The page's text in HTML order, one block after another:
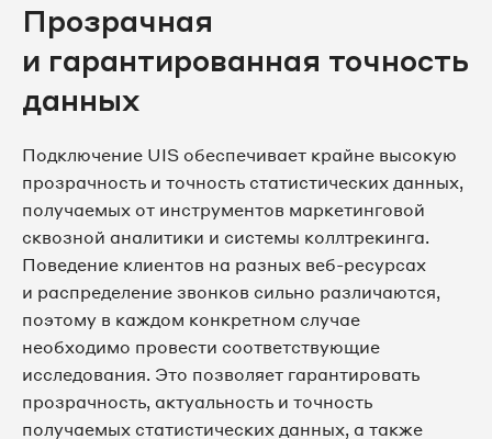
Прозрачная
и гарантированная точность
данных
Подключение UIS обеспечивает крайне высокую
прозрачность и точность статистических данных,
получаемых от инструментов маркетинговой
сквозной аналитики и системы коллтрекинга.
Поведение клиентов на разных веб-ресурсах
и распределение звонков сильно различаются,
поэтому в каждом конкретном случае
необходимо провести соответствующие
исследования. Это позволяет гарантировать
прозрачность, актуальность и точность
получаемых статистических данных, а также